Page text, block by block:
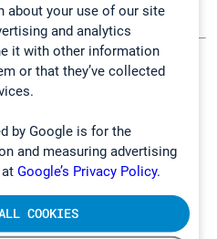
about your use of our site
and analytics
it with other information
or that they’ve collected
by Google is for the
and measuring advertising
Google’s Privacy Policy.
COOKIES